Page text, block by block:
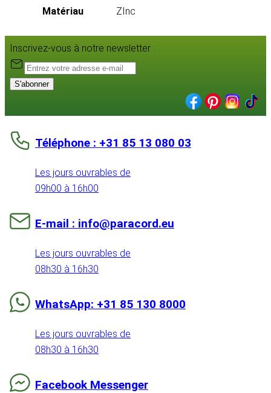
Matériau
ZInc
Inscrivez-vous à notre newsletter :
S'abonner
Téléphone : +31 85 13 080 03
Les jours ouvrables de
09h00 à 16h00
E-mail : info@paracord.eu
Les jours ouvrables de
08h30 à 16h30
WhatsApp: +31 85 130 8000
Les jours ouvrables de
08h30 à 16h30
Facebook Messenger